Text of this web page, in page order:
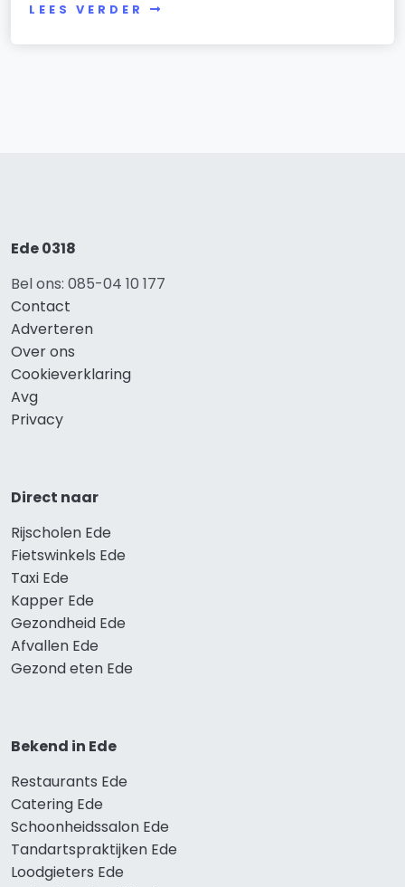
LEES VERDER
Ede 0318
Bel ons: 085-04 10 177
Contact
Adverteren
Over ons
Cookieverklaring
Avg
Privacy
Direct naar
Rijscholen Ede
Fietswinkels Ede
Taxi Ede
Kapper Ede
Gezondheid Ede
Afvallen Ede
Gezond eten Ede
Bekend in Ede
Restaurants Ede
Catering Ede
Schoonheidssalon Ede
Tandartspraktijken Ede
Loodgieters Ede